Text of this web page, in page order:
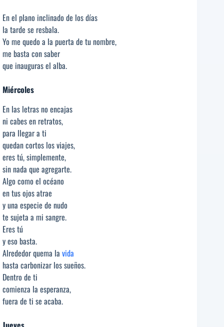
En el plano inclinado de los días
la tarde se resbala.
Yo me quedo a la puerta de tu nombre,
me basta con saber
que inauguras el alba.
Miércoles
En las letras no encajas
ni cabes en retratos,
para llegar a ti
quedan cortos los viajes,
eres tú, simplemente,
sin nada que agregarte.
Algo como el océano
en tus ojos atrae
y una especie de nudo
te sujeta a mi sangre.
Eres tú
y eso basta.
Alrededor quema la vida
hasta carbonizar los sueños.
Dentro de ti
comienza la esperanza,
fuera de ti se acaba.